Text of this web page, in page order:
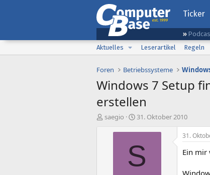
Ticker
Aktuelles
Leserartikel Regeln
Foren Betriebssysteme
Windows 7 Setup
erstellen
E
saegio
E
s
t
e
31. Oktober 2010
S
31.
Ein mir